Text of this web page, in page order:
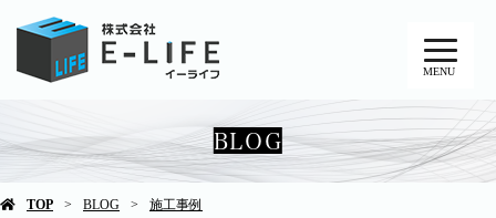
MENU
BLOG
TOP BLOG
施工事例